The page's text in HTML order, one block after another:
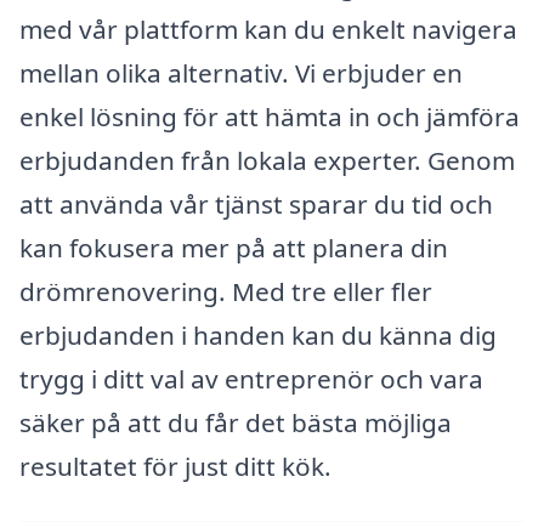
med vår plattform kan du enkelt navigera
mellan olika alternativ. Vi erbjuder en
enkel lösning för att hämta in och jämföra
erbjudanden från lokala experter. Genom
att använda vår tjänst sparar du tid och
kan fokusera mer på att planera din
drömrenovering. Med tre eller fler
erbjudanden i handen kan du känna dig
trygg i ditt val av entreprenör och vara
säker på att du får det bästa möjliga
resultatet för just ditt kök.